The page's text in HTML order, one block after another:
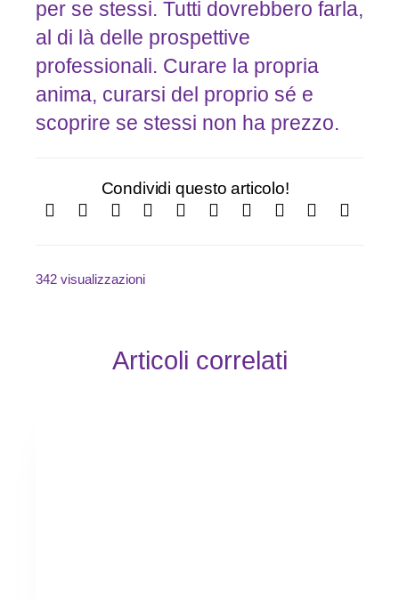
per se stessi. Tutti dovrebbero farla,
al di là delle prospettive
professionali. Curare la propria
anima, curarsi del proprio sé e
scoprire se stessi non ha prezzo.
Condividi questo articolo!
342 visualizzazioni
Articoli correlati